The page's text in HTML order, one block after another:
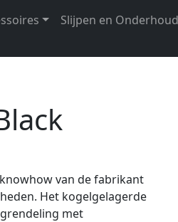
Slijpen en Onderhoud
van de fabrikant
Het kogelgelagerde
met